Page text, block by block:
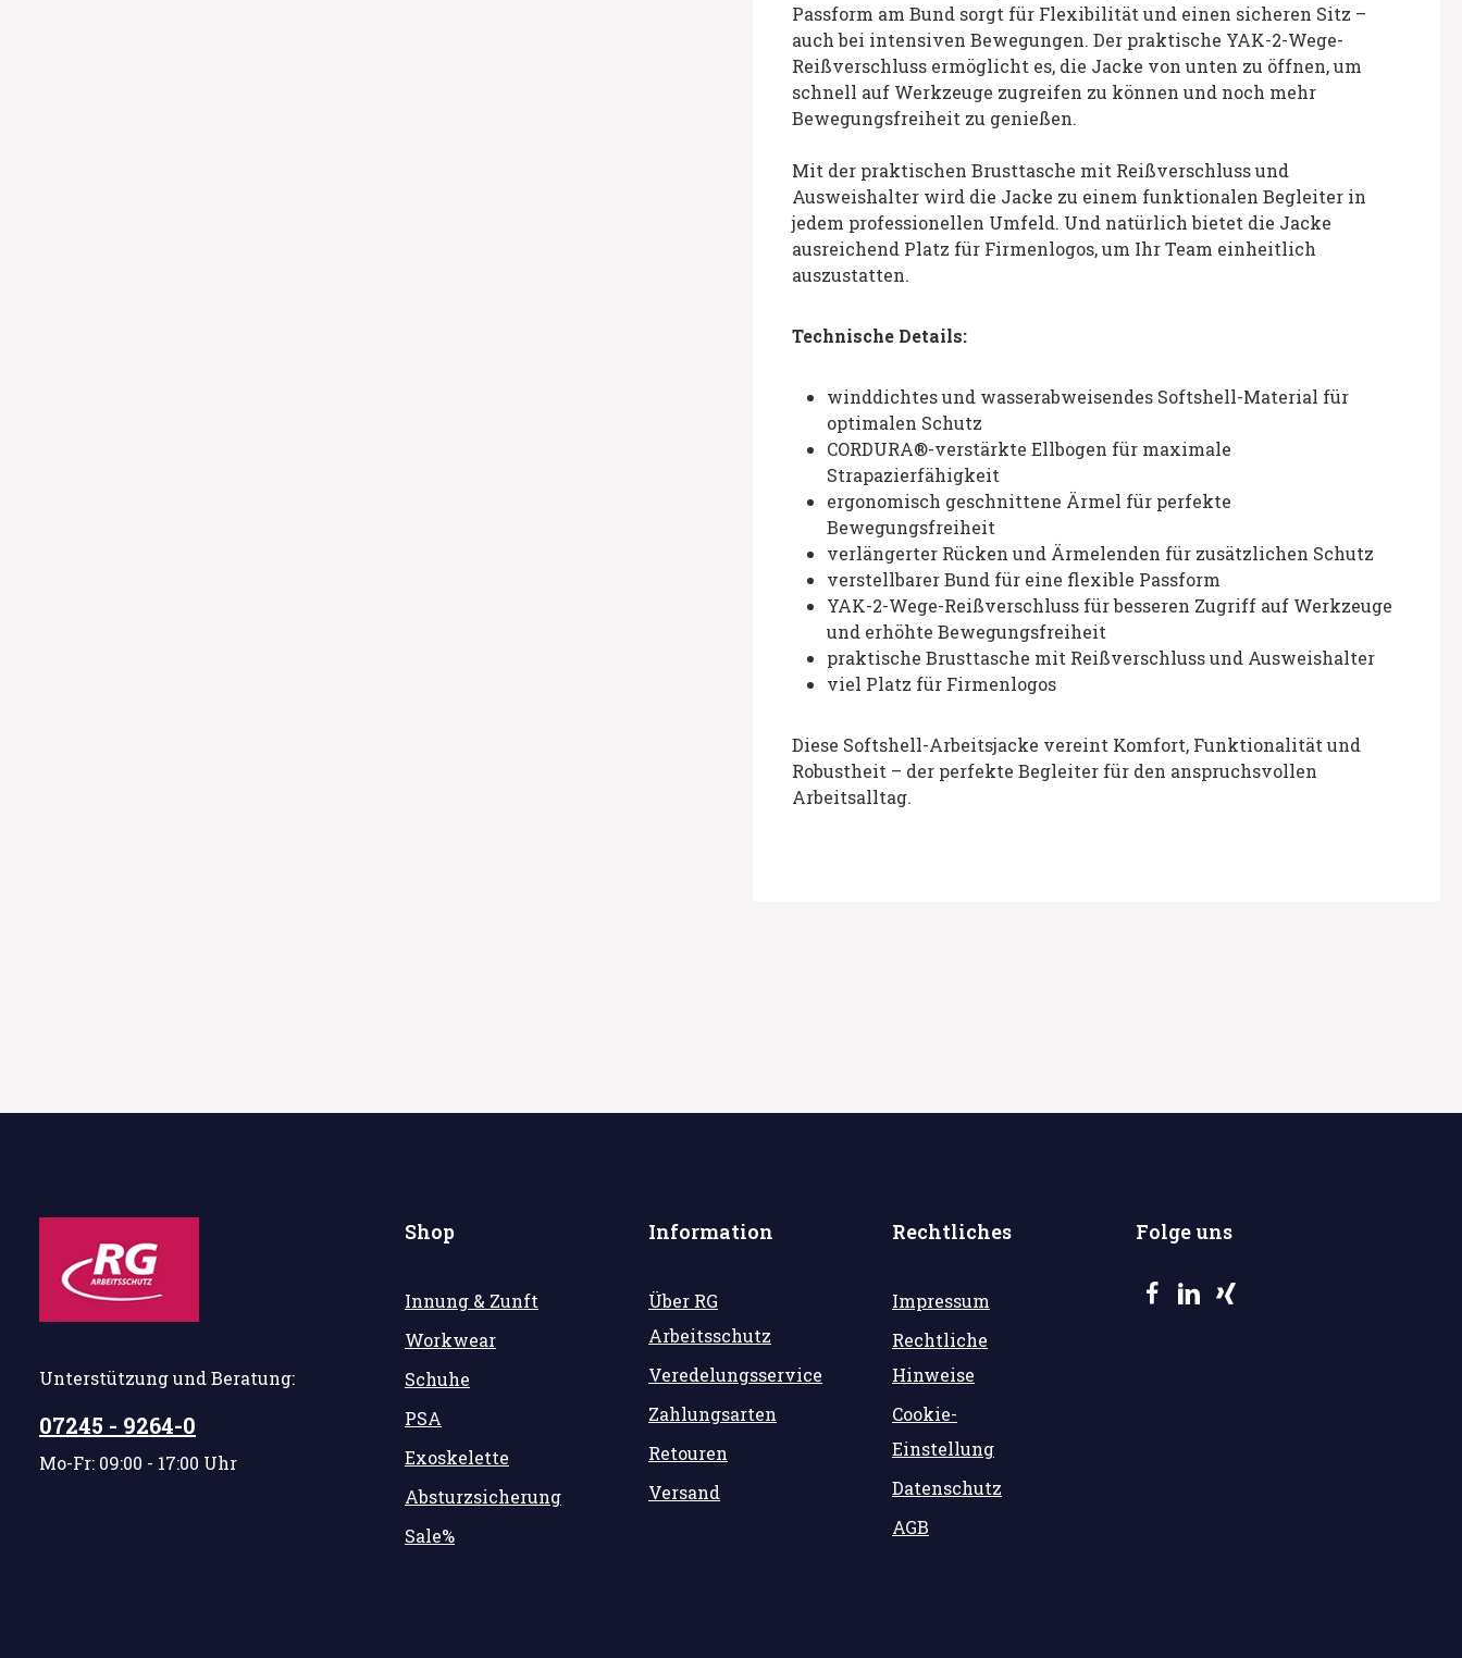
Passform am Bund sorgt für Flexibilität und einen sicheren Sitz –
auch bei intensiven Bewegungen. Der praktische YAK-2-Wege-
Reißverschluss ermöglicht es, die Jacke von unten zu öffnen, um
schnell auf Werkzeuge zugreifen zu können und noch mehr
Bewegungsfreiheit zu genießen.
Mit der praktischen Brusttasche mit Reißverschluss und
Ausweishalter wird die Jacke zu einem funktionalen Begleiter in
jedem professionellen Umfeld. Und natürlich bietet die Jacke
ausreichend Platz für Firmenlogos, um Ihr Team einheitlich
auszustatten.
Technische Details:
winddichtes und wasserabweisendes Softshell-Material für
optimalen Schutz
CORDURA®-verstärkte Ellbogen für maximale
Strapazierfähigkeit
ergonomisch geschnittene Ärmel für perfekte
Bewegungsfreiheit
verlängerter Rücken und Ärmelenden für zusätzlichen Schutz
verstellbarer Bund für eine flexible Passform
YAK-2-Wege-Reißverschluss für besseren Zugriff auf Werkzeuge
und erhöhte Bewegungsfreiheit
praktische Brusttasche mit Reißverschluss und Ausweishalter
viel Platz für Firmenlogos
Diese Softshell-Arbeitsjacke vereint Komfort, Funktionalität und
Robustheit – der perfekte Begleiter für den anspruchsvollen
Arbeitsalltag.
Unterstützung und Beratung:
07245 - 9264-0
Mo-Fr: 09:00 - 17:00 Uhr
Shop
Innung & Zunft
Workwear
Schuhe
PSA
Exoskelette
Absturzsicherung
Sale%
Information
Über RG
Arbeitsschutz
Veredelungsservice
Zahlungsarten
Retouren
Versand
Rechtliches
Impressum
Rechtliche
Hinweise
Cookie-
Einstellung
Datenschutz
AGB
Folge uns